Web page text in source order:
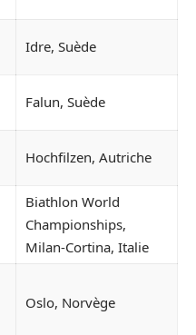
Idre, Suède
Falun, Suède
Hochfilzen, Autriche
Biathlon World
Championships,
Milan-Cortina, Italie
Oslo, Norvège